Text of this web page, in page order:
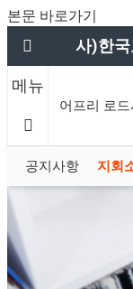
본문 바로가기
사)한국
메뉴
배리어프리 로
공지사항 지회